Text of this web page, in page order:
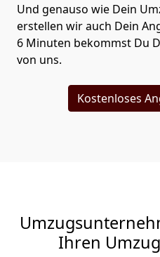
Und genauso wie Dein
erstellen wir auch Dein
6 Minuten bekommst Du
von uns.
Kostenloses
Ihren